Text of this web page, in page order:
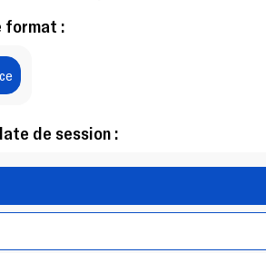
format :
de session :